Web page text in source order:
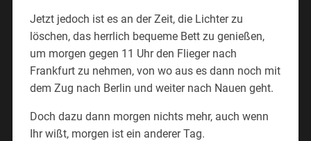
Jetzt jedoch ist es an der Zeit, die Lichter zu
löschen, das herrlich bequeme Bett zu genießen,
um morgen gegen 11 Uhr den Flieger nach
Frankfurt zu nehmen, von wo aus es dann noch mit
dem Zug nach Berlin und weiter nach Nauen geht.
Doch dazu dann morgen nichts mehr, auch wenn
Ihr wißt, morgen ist ein anderer Tag.